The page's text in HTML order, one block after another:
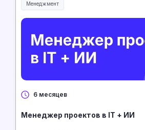
Менеджмент
Менеджмент и управление
6 месяцев
Менеджер проектов в IT + ИИ